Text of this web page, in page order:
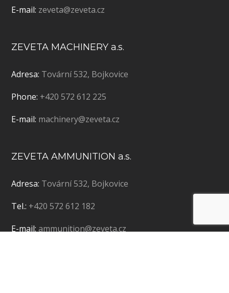
E-mail: zeveta@zeveta.cz
ZEVETA MACHINERY a.s.
Adresa: Tovární 532, Bojkovice
Phone: +420 572 612 225
E-mail: machinery@zeveta.cz
ZEVETA AMMUNITION a.s.
Adresa: Tovární 532, Bojkovice
Tel.: +420 572 612 182
E-mail: ammunition@zeveta.cz